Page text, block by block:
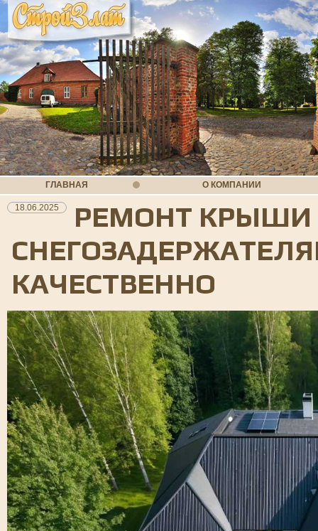
ГЛАВНАЯ О КОМПАНИИ
18.06.2025
РЕМОНТ
КАЧЕСТВЕННО